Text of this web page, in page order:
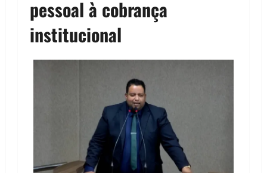
pessoal à cobrança
institucional